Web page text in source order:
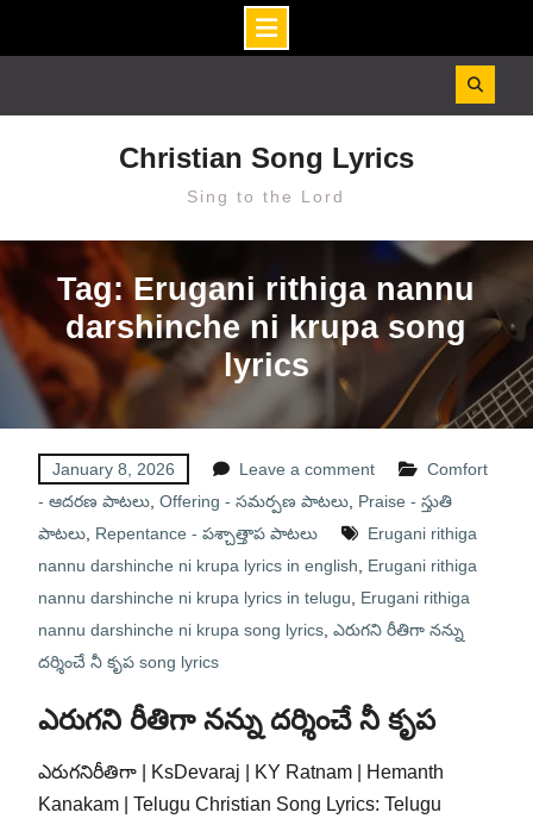
Christian Song Lyrics
Sing to the Lord
Tag: Erugani rithiga nannu
darshinche ni krupa song
lyrics
January 8, 2026 Leave a comment
Comfort
- ఆదరణ పాటలు, Offering - సమర్పణ పాటలు, Praise - స్తుతి
పాటలు, Repentance - పశ్చాత్తాప పాటలు
Erugani rithiga
nannu darshinche ni krupa lyrics in english
Erugani rithiga
nannu darshinche ni krupa lyrics in telugu
Erugani rithiga
nannu darshinche ni krupa song lyrics, ఎరుగని రీతిగా నన్ను
దర్శించే నీ కృప song lyrics
ఎరుగని రీతిగా నన్ను దర్శించే నీ కృప
ఎరుగనిరీతిగా | KsDevaraj | KY Ratnam | Hemanth
Kanakam | Telugu Christian Song Lyrics: Telugu